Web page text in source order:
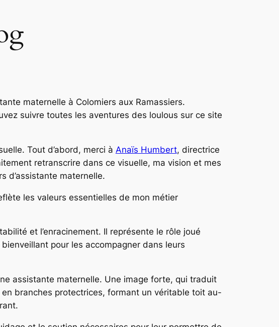
maternelle à Colomiers aux Ramassiers.
suivre toutes les aventures des loulous sur ce site
Tout d’abord, merci à Anaïs Humbert, directrice
retranscrire dans ce visuelle, ma vision et mes
d’assistante maternelle.
les valeurs essentielles de mon métier
et l’enracinement. Il représente le rôle joué
pour les accompagner dans leurs
assistante maternelle. Une image forte, qui traduit
en branches protectrices, formant un véritable toit au-